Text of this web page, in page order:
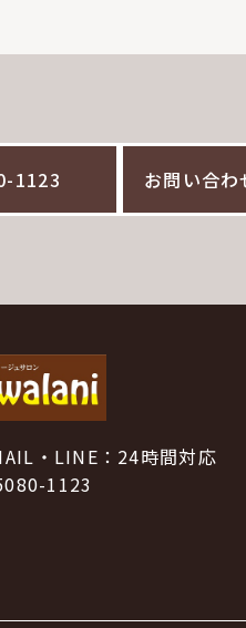
1123 お問い合わ
・LINE：24時間対応
1123